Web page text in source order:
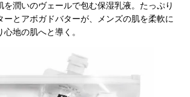
を潤いのヴェールで包む保湿乳液。たっぷり
ーとアボガドバターが、メンズの肌を柔軟に
地の肌へと導く。